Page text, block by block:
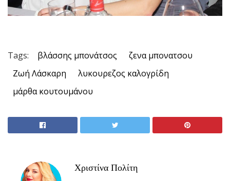
Tags: βλάσσης μπονάτσος
ζενα μπονατσου
Ζωή Λάσκαρη
λυκουρεζος καλογρίδη
μάρθα κουτουμάνου
Χριστίνα Πολίτη